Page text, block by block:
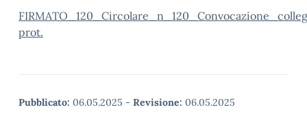
prot.
Pubblicato: 06.05.2025 - Revisione: 06.05.2025